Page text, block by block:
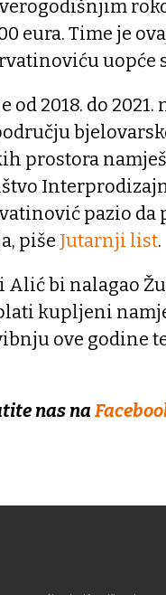
eura. Time je
uopće
2018. do 2021.
prostora
Interprodizajn
pazio da
piše Jutarnji list.
bi nalagao
kupljeni
ove godine
nas na